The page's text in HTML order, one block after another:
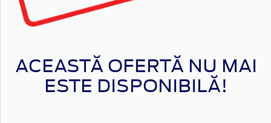
ACEASTĂ OFERTĂ NU MAI
ESTE DISPONIBILĂ!